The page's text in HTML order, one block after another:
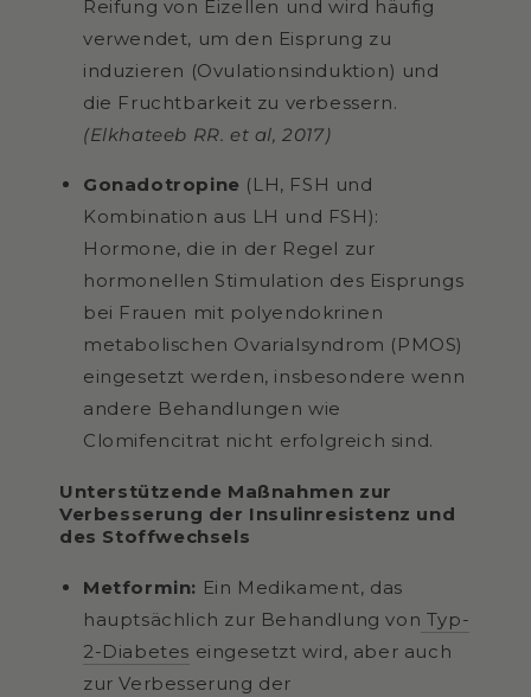
Reifung von Eizellen und wird häufig
verwendet, um den Eisprung zu
induzieren (Ovulationsinduktion) und
die Fruchtbarkeit zu verbessern.
(Elkhateeb RR. et al, 2017)
Gonadotropine (LH, FSH und
Kombination aus LH und FSH):
Hormone, die in der Regel zur
hormonellen Stimulation des Eisprungs
bei Frauen mit polyendokrinen
metabolischen Ovarialsyndrom (PMOS)
eingesetzt werden, insbesondere wenn
andere Behandlungen wie
Clomifencitrat nicht erfolgreich sind.
Unterstützende Maßnahmen zur
Verbesserung der Insulinresistenz und
des Stoffwechsels
Metformin: Ein Medikament, das
hauptsächlich zur Behandlung von Typ-
2-Diabetes eingesetzt wird, aber auch
zur Verbesserung der